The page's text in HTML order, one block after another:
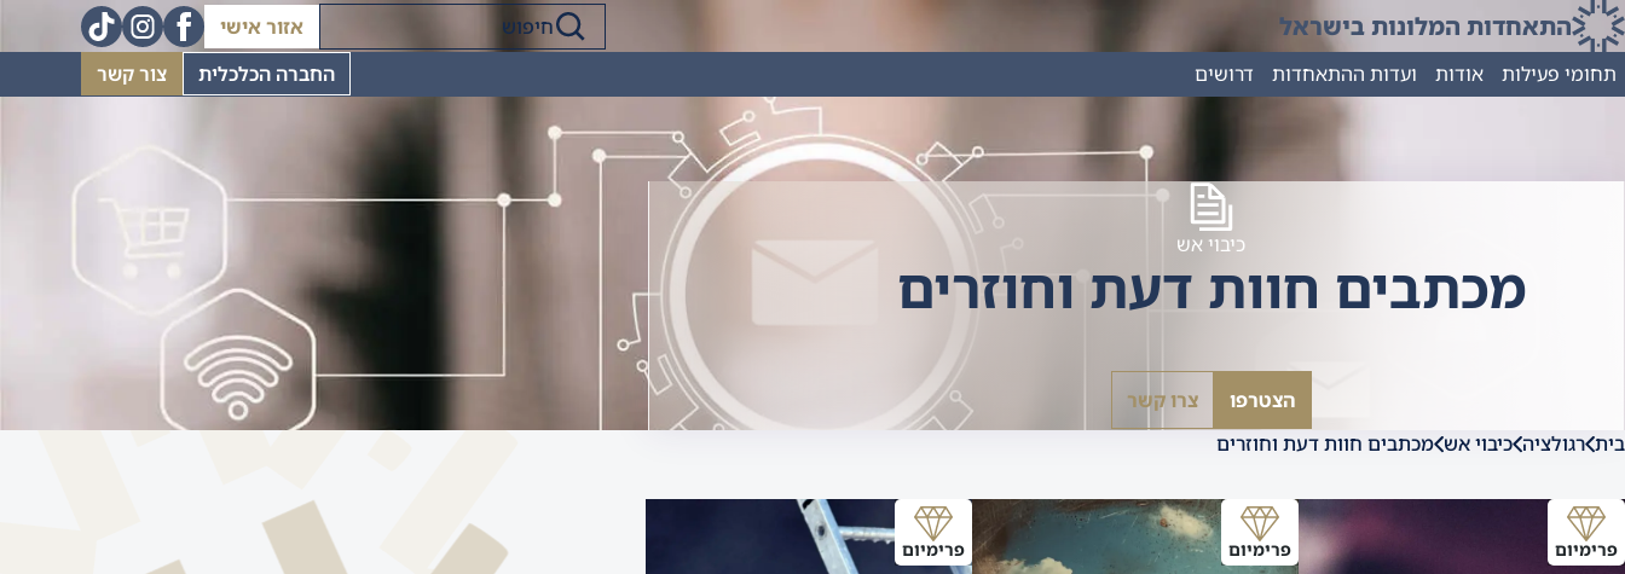
התאחדות המלונות בישראל
אזור אישי
תחומי פעילות
אודות ועדות ההתאחדות דרושים החברה הכלכלית צור קשר
כיבוי אש
מכתבים חוות דעת וחוזרים
הצטרפו
צרו קשר
בית רגולציה כיבוי אש מכתבים חוות דעת וחוזרים
פרימיום פרימיום פרימיום